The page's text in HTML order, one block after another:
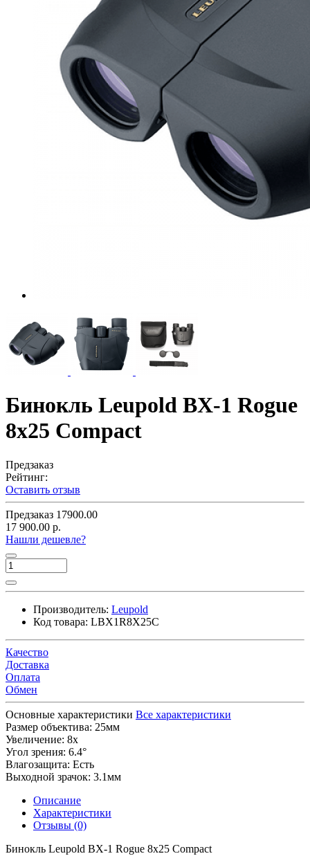
Бинокль Leupold BX-1 Rogue
8x25 Compact
Предзаказ
Рейтинг:
Оставить отзыв
Предзаказ 17900.00
17 900.00 р.
Нашли дешевле?
Производитель: Leupold
Код товара: LBX1R8X25C
Качество
Доставка
Оплата
Обмен
Основные характеристики Все характеристики
Размер объектива: 25мм
Увеличение: 8x
Угол зрения: 6.4°
Влагозащита: Есть
Выходной зрачок: 3.1мм
Описание
Характеристики
Отзывы (0)
Бинокль Leupold BX-1 Rogue 8x25 Compact